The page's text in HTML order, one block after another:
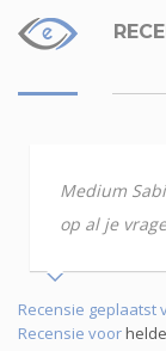
Medium
op al je
Recensie geplaatst
Recensie voor